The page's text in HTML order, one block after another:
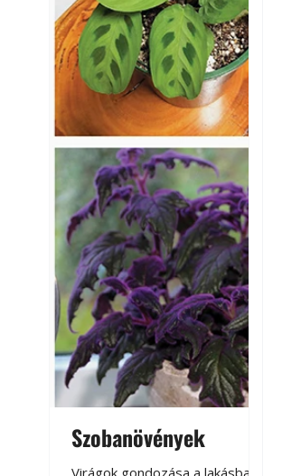
Szobanövények